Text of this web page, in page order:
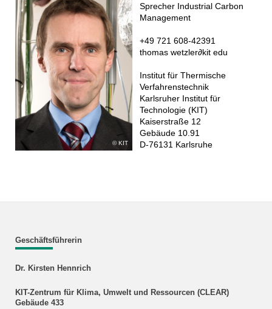
KIT
Sprecher Industrial Carbon
Management
+49 721 608-42391
thomas wetzler∂kit edu
Institut für Thermische
Verfahrenstechnik
Karlsruher Institut für
Technologie (KIT)
Kaiserstraße 12
Gebäude 10.91
D-76131 Karlsruhe
Geschäftsführerin
Dr. Kirsten Hennrich
KIT-Zentrum für Klima, Umwelt und Ressourcen (CLEAR)
Gebäude 433